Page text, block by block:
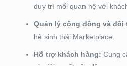
duy trì mối quan hệ với
Quản lý cộng đồng và đối
hệ sinh thái Marketplace.
Hỗ trợ khách hàng: Cung